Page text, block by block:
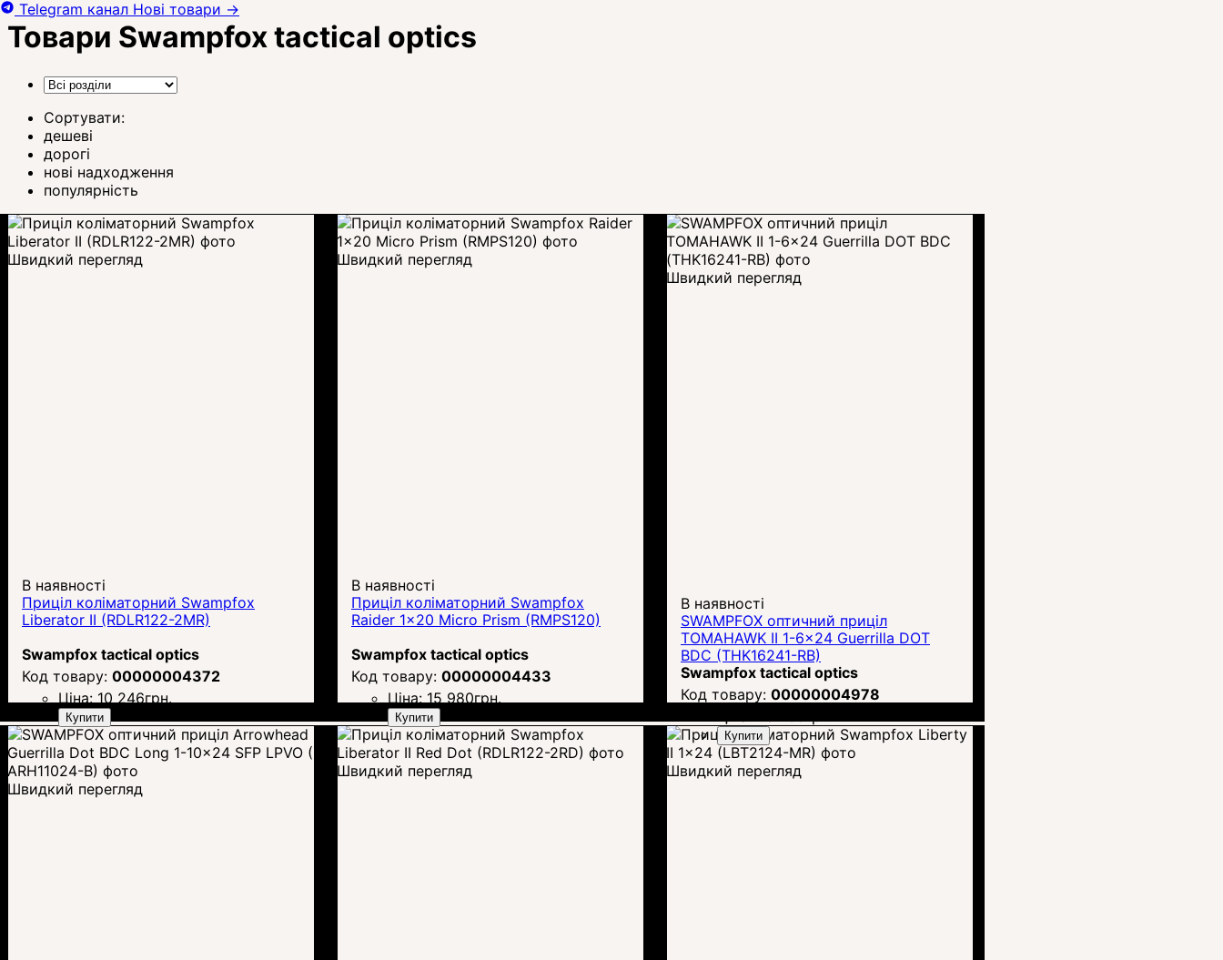
Товари Swampfox tactical optics
Сортувати:
дешеві
дорогі
нові надходження
популярність
Швидкий перегляд
В наявності
Приціл коліматорний Swampfox
Liberator II (RDLR122-2MR)
Swampfox tactical optics
00000004372
Ціна: 10 246грн.
Купити
Швидкий перегляд
В наявності
Приціл коліматорний Swampfox
Raider 1x20 Micro Prism (RMPS120)
Swampfox tactical optics
00000004433
Ціна: 15 980грн.
Купити
Швидкий перегляд
В наявності
SWAMPFOX оптичний приціл
TOMAHAWK II 1-6x24 Guerrilla DOT
BDC (THK16241-RB)
Swampfox tactical optics
00000004978
Купити
Швидкий перегляд
Швидкий перегляд Швидкий перегляд
Telegram канал Нові товари →